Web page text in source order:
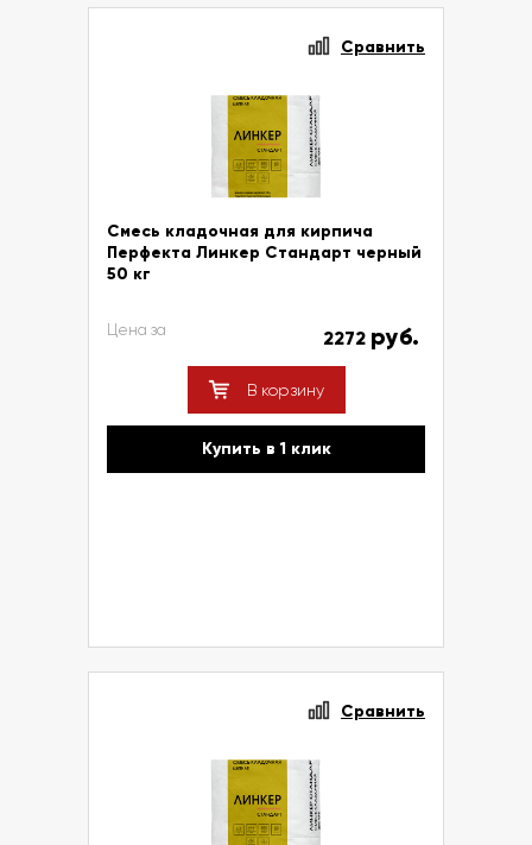
Сравнить
Смесь кладочная для кирпича
Перфекта Линкер Стандарт черный
50 кг
Цена за 2272 руб.
В корзину
Купить в 1 клик
Сравнить